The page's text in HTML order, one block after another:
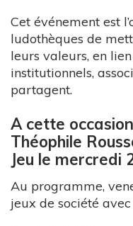
Cet événement est
ludothèques de
leurs valeurs, en
institutionnels,
partagent.
A cette
Théophile
Jeu le mercredi
Au programme,
jeux de société